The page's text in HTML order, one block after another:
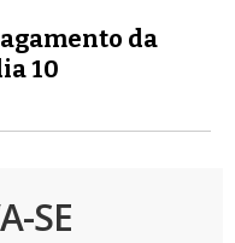
da
10
SE